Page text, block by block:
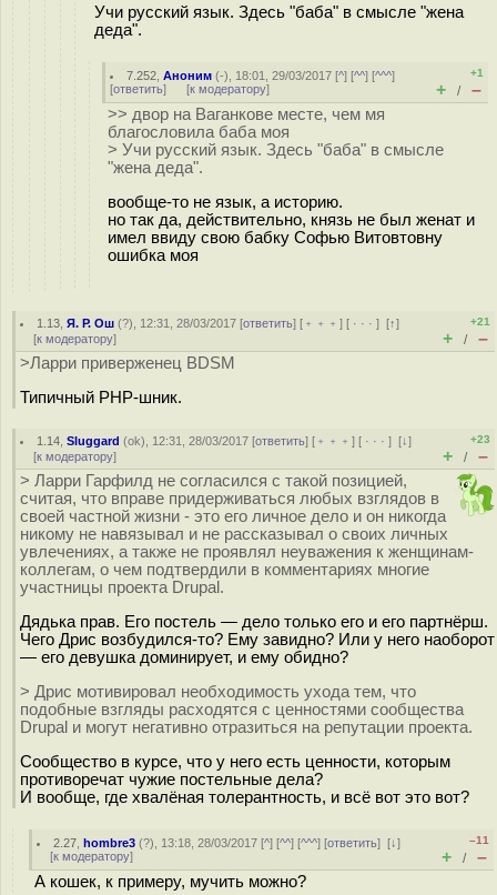
Учи русский язык. Здесь "баба" в смысле "жена
деда".
7.252 ,Аноним (-), 18:01, 29/03/2017 [^] [^^] [^^^]
[ответить] [к модератору]
+1
+ / –
>> двор на Ваганкове месте, чем мя
благословила баба моя
> Учи русский язык. Здесь "баба" в смысле
"жена деда".
вообще-то не язык, а историю.
но так да, действительно, князь не был женат и
имел ввиду свою бабку Софью Витовтовну
ошибка моя
1.13 ,Я. Р. Ош (?), 12:31, 28/03/2017 [ответить] [ ﹢﹢﹢] [ · · ·][↑]
[к модератору]
+21
+ / –
>Ларри приверженец BDSM
Типичный PHP-шник.
1.14 ,Sluggard (ok), 12:31, 28/03/2017 [ответить] [ ﹢﹢﹢] [ · · ·][↓]
[к модератору]
+23
+ / –
> Ларри Гарфилд не согласился с такой позицией,
считая, что вправе придерживаться любых взглядов в
своей частной жизни - это его личное дело и он никогда
никому не навязывал и не рассказывал о своих личных
увлечениях, а также не проявлял неуважения к женщинам-
коллегам, о чем подтвердили в комментариях многие
участницы проекта Drupal.
Дядька прав. Его постель — дело только его и его партнёрш.
Чего Дрис возбудился-то? Ему завидно? Или у него наоборот
— его девушка доминирует, и ему обидно?
> Дрис мотивировал необходимость ухода тем, что
подобные взгляды расходятся с ценностями сообщества
Drupal и могут негативно отразиться на репутации проекта.
Сообщество в курсе, что у него есть ценности, которым
противоречат чужие постельные дела?
И вообще, где хвалёная толерантность, и всё вот это вот?
2.27 ,hombre3 (?), 13:18, 28/03/2017 [^] [^^] [^^^] [ответить][↓]
[к модератору]
–11
+ / –
А кошек, к примеру, мучить можно?